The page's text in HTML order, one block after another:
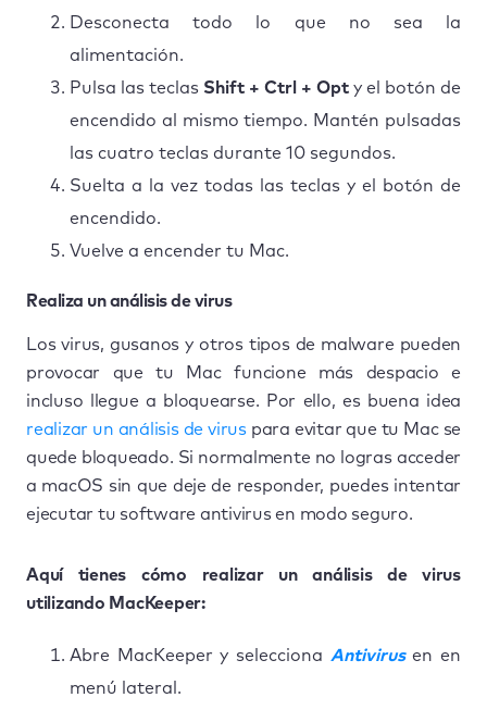
Desconecta todo lo que no sea la
alimentación.
Pulsa las teclas Shift + Ctrl + Opt y el botón de
encendido al mismo tiempo. Mantén pulsadas
las cuatro teclas durante 10 segundos.
Suelta a la vez todas las teclas y el botón de
encendido.
Vuelve a encender tu Mac.
Realiza un análisis de virus
Los virus, gusanos y otros tipos de malware pueden
provocar que tu Mac funcione más despacio e
incluso llegue a bloquearse. Por ello, es buena idea
realizar un análisis de viruspara evitar que tu Mac se
quede bloqueado. Si normalmente no logras acceder
a macOS sin que deje de responder, puedes intentar
ejecutar tu software antivirus en modo seguro.
Aquí tienes cómo realizar un análisis de virus
utilizando MacKeeper:
Abre MacKeeper y selecciona Antivirus en en
menú lateral.